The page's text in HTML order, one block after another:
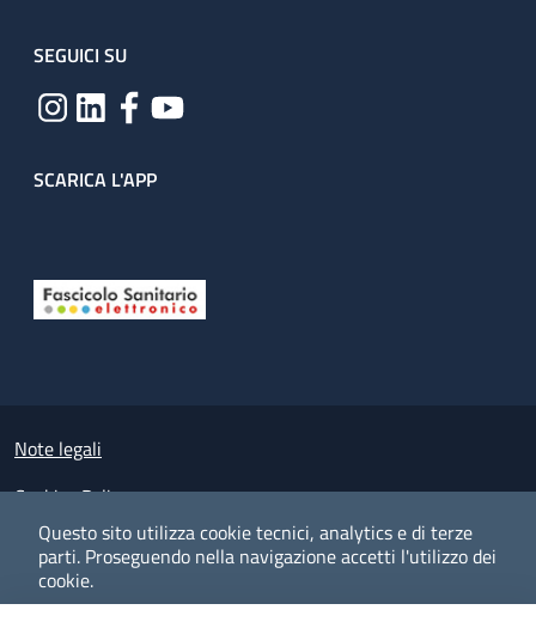
Questo sito utilizza cookie tecnici, analytics e di terze
parti. Proseguendo nella navigazione accetti l'utilizzo dei
cookie.
SEGUICI SU
SCARICA L'APP
Small prints
Note legali
Cookies Policy
Policy privacy e protezione del dato personale
Albo pretorio on-line